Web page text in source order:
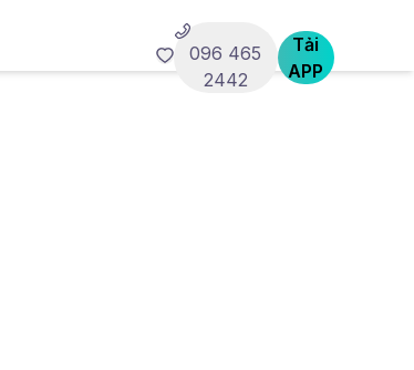
096 465
2442
Tải
APP